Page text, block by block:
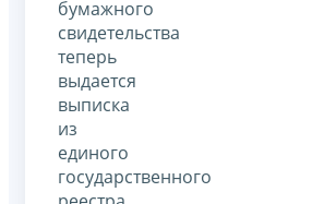
бумажного
свидетельства
теперь
выдается
выписка
из
единого
государственного